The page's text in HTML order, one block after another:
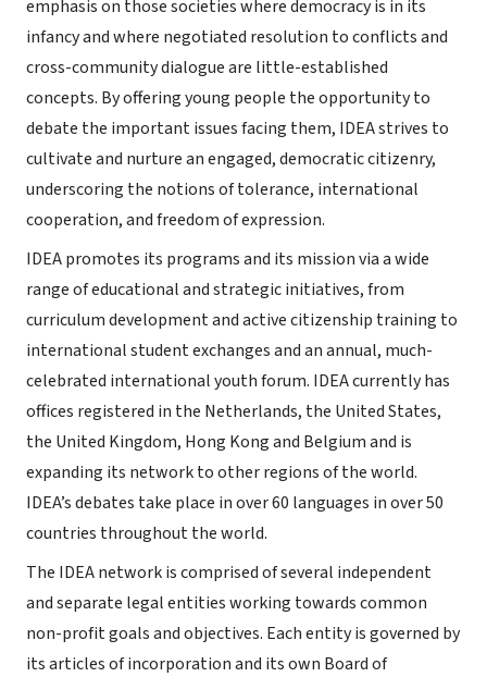
emphasis on those societies where democracy is in its
infancy and where negotiated resolution to conflicts and
cross-community dialogue are little-established
concepts. By offering young people the opportunity to
debate the important issues facing them, IDEA strives to
cultivate and nurture an engaged, democratic citizenry,
underscoring the notions of tolerance, international
cooperation, and freedom of expression.
IDEA promotes its programs and its mission via a wide
range of educational and strategic initiatives, from
curriculum development and active citizenship training to
international student exchanges and an annual, much-
celebrated international youth forum. IDEA currently has
offices registered in the Netherlands, the United States,
the United Kingdom, Hong Kong and Belgium and is
expanding its network to other regions of the world.
IDEA’s debates take place in over 60 languages in over 50
countries throughout the world.
The IDEA network is comprised of several independent
and separate legal entities working towards common
non-profit goals and objectives. Each entity is governed by
its articles of incorporation and its own Board of